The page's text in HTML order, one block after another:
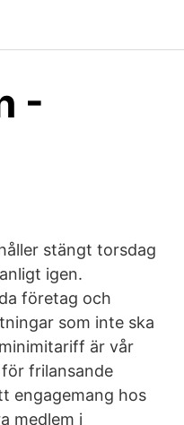
-
stängt torsdag
igen.
företag och
som inte ska
är vår
frilansande
engagemang hos
medlem i